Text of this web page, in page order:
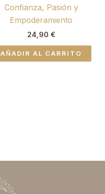
Confianza, Pasión y
Empoderamiento
24,90 €
AÑADIR AL CARRITO